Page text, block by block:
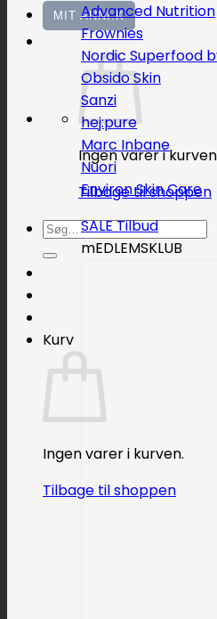
MIT ANNI.K
Ingen varer i
Tilbage til shoppen
Søg
efter:
Kurv
Ingen varer i kurven.
Tilbage til shoppen
Advanced Nutrition
Frownies
Nordic Superfood
Obsido Skin
Sanzi
hej:pure
Marc Inbane
Nuori
Environ Skin Care
SALE
mEDLEMSKLUB